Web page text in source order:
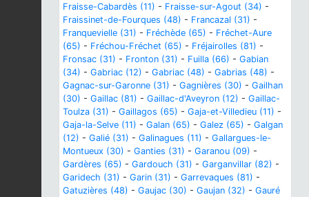
Fraisse-Cabardès (11) - Fraisse-sur-Agout (34) -
Fraissinet-de-Fourques (48) - Francazal (31) -
Franquevielle (31) - Fréchède (65) - Fréchet-Aure
(65) - Fréchou-Fréchet (65) - Fréjairolles (81) -
Fronsac (31) - Fronton (31) - Fuilla (66) - Gabian
(34) - Gabriac (12) - Gabriac (48) - Gabrias (48) -
Gagnac-sur-Garonne (31) - Gagnières (30) - Gailhan
(30) - Gaillac (81) - Gaillac-d'Aveyron (12) - Gaillac-
Toulza (31) - Gaillagos (65) - Gaja-et-Villedieu (11) -
Gaja-la-Selve (11) - Galan (65) - Galez (65) - Galgan
(12) - Galié (31) - Galinagues (11) - Gallargues-le-
Montueux (30) - Ganties (31) - Garanou (09) -
Gardères (65) - Gardouch (31) - Garganvillar (82) -
Garidech (31) - Garin (31) - Garrevaques (81) -
Gatuzières (48) - Gaujac (30) - Gaujan (32) - Gauré